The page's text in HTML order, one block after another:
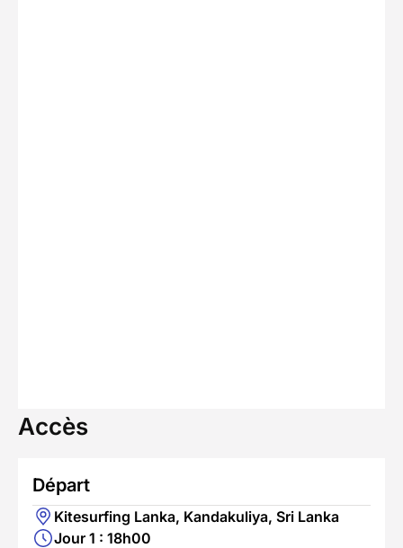
Accès
Départ
Kitesurfing Lanka, Kandakuliya, Sri Lanka
Jour 1 : 18h00